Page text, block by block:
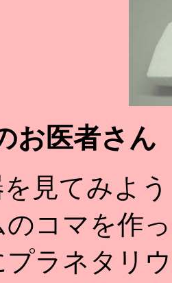
お医者さん
見てみよう
コマを作
プラネタリ